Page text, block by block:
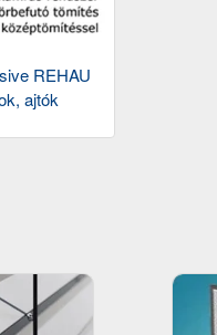
REHAU
ajtók